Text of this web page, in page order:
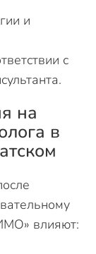
и
с
на
в
влияют: